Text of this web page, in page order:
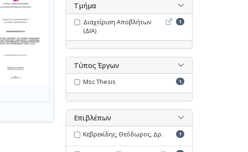
Τμήμα
Διαχείριση Αποβλήτων
(ΔΙΑ)
Διαχείριση Αποβλήτων
1
Τύπος Έργων
Msc Thesis 1
Επιβλέπων
Κεβρεκίδης, Θεόδωρος, Δρ. 1